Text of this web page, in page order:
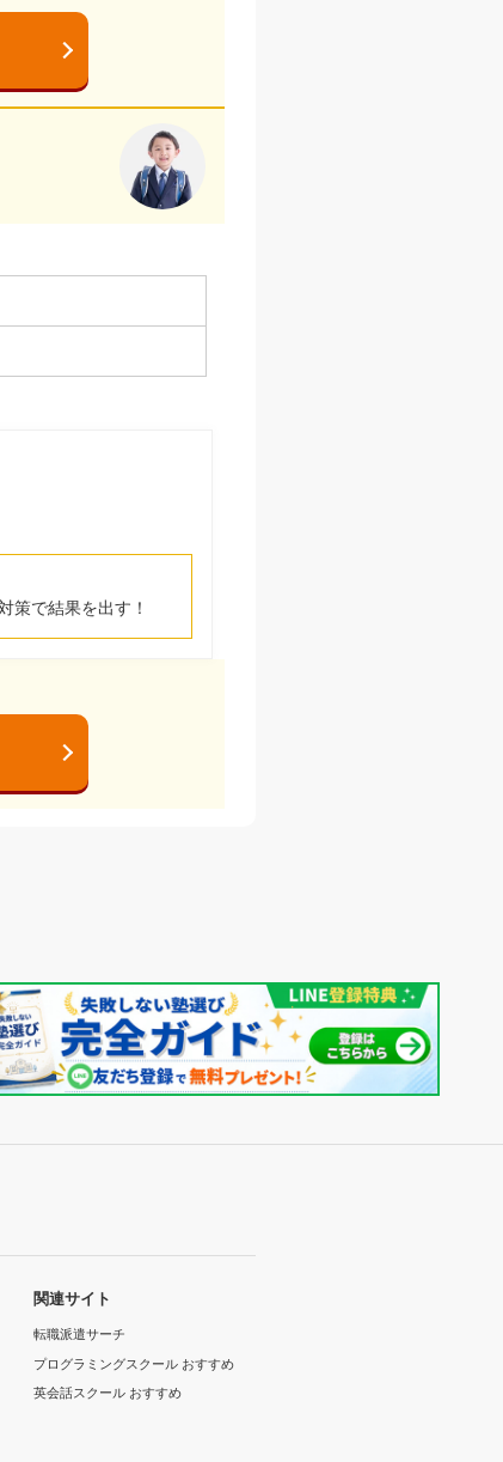
策で結果を出す！
関連サイト
転職派遣サーチ
プログラミングスクール おすすめ
英会話スクール おすすめ